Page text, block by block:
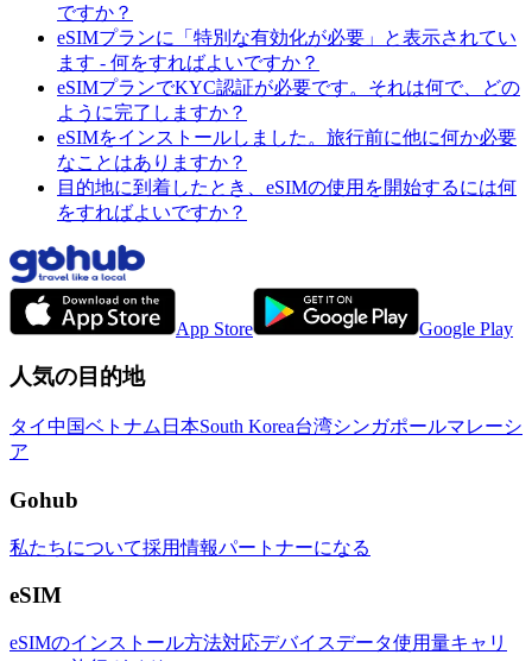
ですか？
eSIMプランに「特別な有効化が必要」と表示されてい
ます - 何をすればよいですか？
eSIMプランでKYC認証が必要です。それは何で、どの
ように完了しますか？
eSIMをインストールしました。旅行前に他に何か必要
なことはありますか？
目的地に到着したとき、eSIMの使用を開始するには何
をすればよいですか？
App Store Google Play
人気の目的地
タイ中国ベトナム 日本South Korea台湾シンガポールマレーシ
ア
Gohub
私たちについて採用情報パートナーになる
eSIM
eSIMのインストール方法対応デバイスデータ使用量キャリ